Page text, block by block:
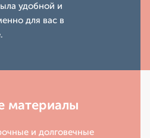
удобной и
для вас в
материалы
и долговечные